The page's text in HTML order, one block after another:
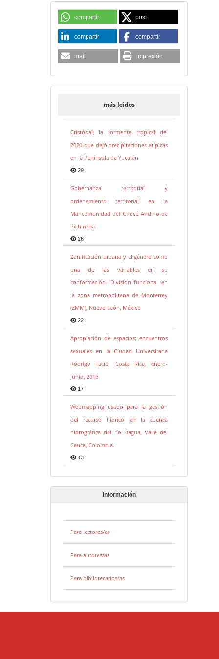
compartir post
compartir compartir
mail impresión
más leidos
Cristóbal, la tormenta tropical del
2020 que dejó precipitaciones atípicas
en la Península de Yucatán
29
Gobernanza territorial y
ordenamiento territorial en la
Mancomunidad del Chocó Andino de
Pichincha
26
Zonificación urbana y el género como
una de las variables en su
conformación. División funcional en
la zona metropolitana de Monterrey
(ZMM), Nuevo León, México
22
Apropiación de espacios: encuentros
sexuales en la Ciudad Universitaria
Rodrigo Facio, Costa Rica, enero-
junio, 2016
17
Webmapping usado para la gestión
del recurso hídrico en la cuenca
hidrográfica del río Dagua, Valle del
Cauca, Colombia.
13
Información
Para lectores/as
Para autores/as
Para bibliotecarios/as